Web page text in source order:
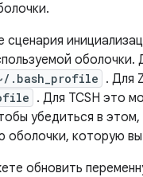
сценария
оболочки.
.bash_profile . Для
. Для TCSH это
убедиться в этом,
оболочки, которую вы
обновить